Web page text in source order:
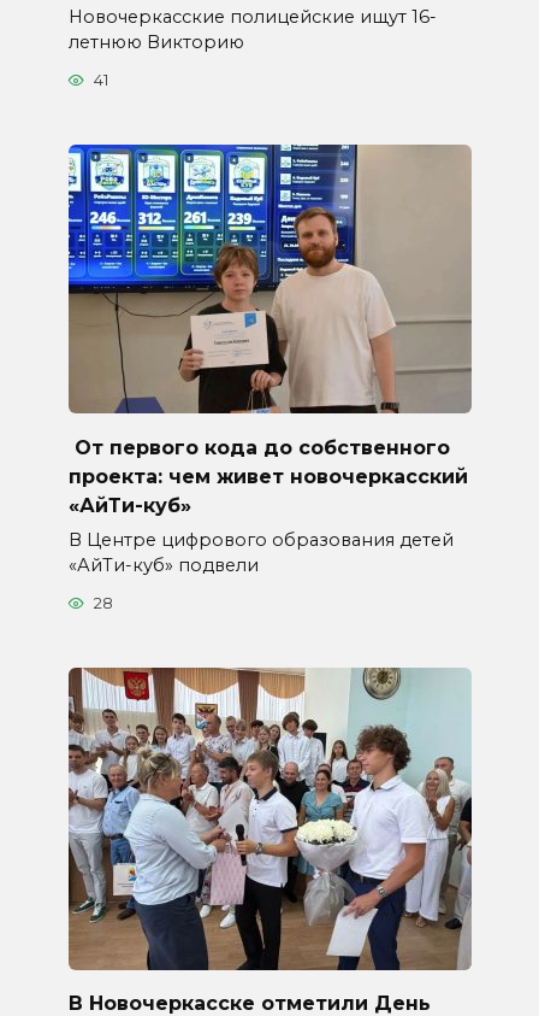
Новочеркасские полицейские ищут 16-
летнюю Викторию
41
От первого кода до собственного
проекта: чем живет новочеркасский
«АйТи-куб»
В Центре цифрового образования детей
«АйТи-куб» подвели
28
В Новочеркасске отметили День